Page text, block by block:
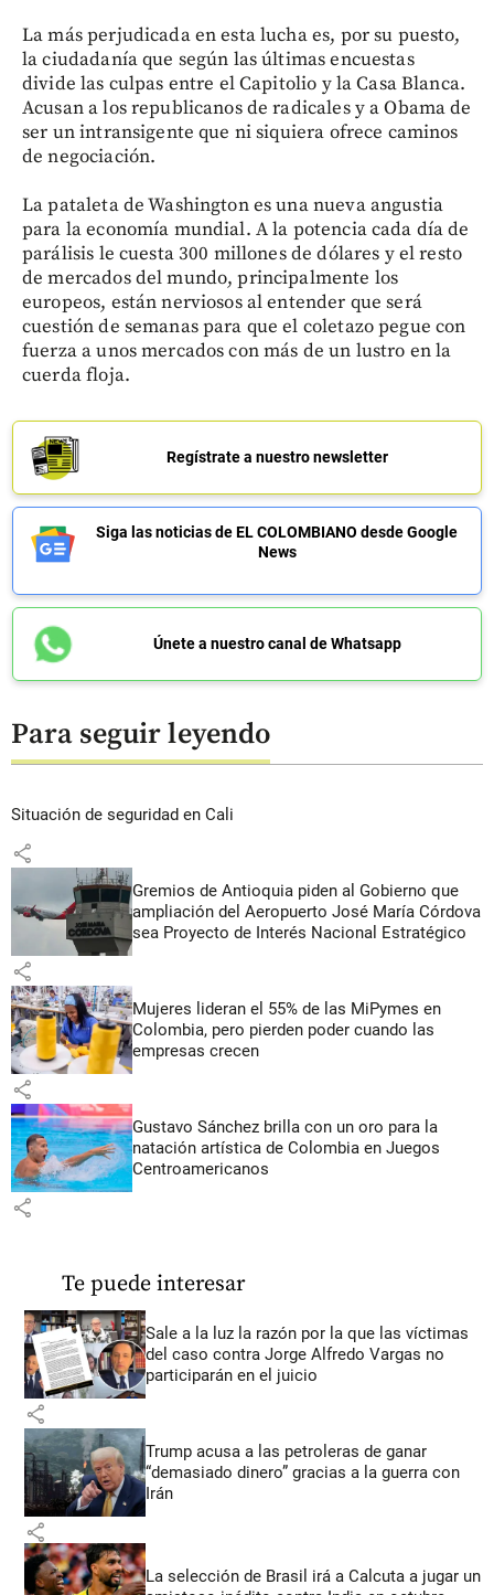
La más perjudicada en esta lucha es, por su puesto,
la ciudadanía que según las últimas encuestas
divide las culpas entre el Capitolio y la Casa Blanca.
Acusan a los republicanos de radicales y a Obama de
ser un intransigente que ni siquiera ofrece caminos
de negociación.
La pataleta de Washington es una nueva angustia
para la economía mundial. A la potencia cada día de
parálisis le cuesta 300 millones de dólares y el resto
de mercados del mundo, principalmente los
europeos, están nerviosos al entender que será
cuestión de semanas para que el coletazo pegue con
fuerza a unos mercados con más de un lustro en la
cuerda floja.
Regístrate a nuestro newsletter
Siga las noticias de EL COLOMBIANO desde Google
News
Únete a nuestro canal de Whatsapp
Para seguir leyendo
Situación de seguridad en Cali
share
Gremios de Antioquia piden al Gobierno que
ampliación del Aeropuerto José María Córdova
sea Proyecto de Interés Nacional Estratégico
share
Mujeres lideran el 55% de las MiPymes en
Colombia, pero pierden poder cuando las
empresas crecen
share
Gustavo Sánchez brilla con un oro para la
natación artística de Colombia en Juegos
Centroamericanos
share
Te puede interesar
Sale a la luz la razón por la que las víctimas
del caso contra Jorge Alfredo Vargas no
participarán en el juicio
share
Trump acusa a las petroleras de ganar
“demasiado dinero” gracias a la guerra con
Irán
share
La selección de Brasil irá a Calcuta a jugar un